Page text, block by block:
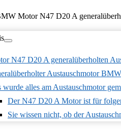
N47 D20 A generalüberholten
Austauschmotor
wurde alles am Austauschmotor
Der N47 D20 A Motor ist für
Sie wissen nicht, ob der